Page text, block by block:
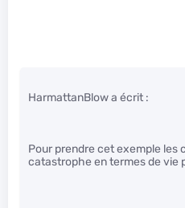
HarmattanBlow a écrit :
Pour prendre cet exemple les
catastrophe en termes de vie